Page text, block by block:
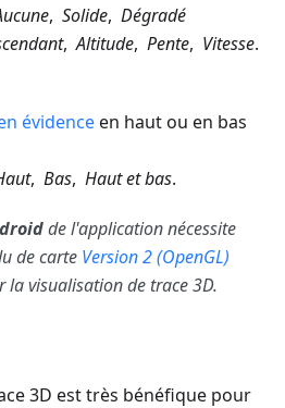
, Solide, Dégradé
,Altitude, Pente, Vitesse.
évidenceen haut ou en bas
, Bas, Haut et bas.
de l'application nécessite
de carte Version 2 (OpenGL)
visualisation de trace 3D.
3D est très bénéfique pour